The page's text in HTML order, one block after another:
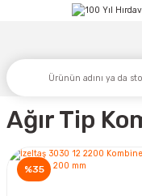
Ağır Tip
%35